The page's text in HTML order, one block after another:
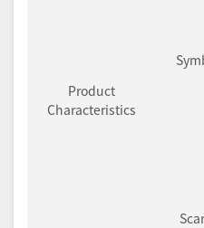
Product
Characteristics